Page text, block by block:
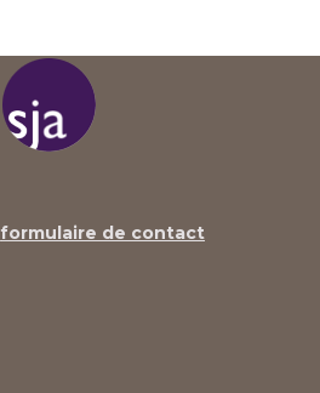
formulaire de contact